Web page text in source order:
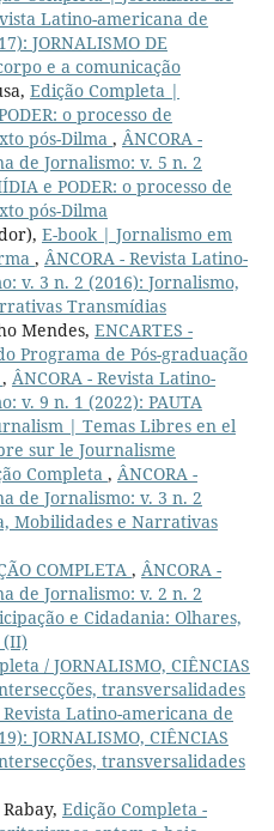
Latino-americana de
JORNALISMO DE
e a comunicação
Edição Completa |
o processo de
pós-Dilma , ÂNCORA -
de Jornalismo: v. 5 n. 2
e PODER: o processo de
pós-Dilma
E-book | Jornalismo em
, ÂNCORA - Revista Latino-
v. 3 n. 2 (2016): Jornalismo,
Transmídias
Mendes, ENCARTES -
Programa de Pós-graduação
, ÂNCORA - Revista Latino-
v. 9 n. 1 (2022): PAUTA
| Temas Libres en el
sur le Journalisme
Completa , ÂNCORA -
de Jornalismo: v. 3 n. 2
Mobilidades e Narrativas
COMPLETA , ÂNCORA -
de Jornalismo: v. 2 n. 2
e Cidadania: Olhares,
(II)
/ JORNALISMO, CIÊNCIAS
transversalidades
Revista Latino-americana de
JORNALISMO, CIÊNCIAS
transversalidades
Edição Completa -